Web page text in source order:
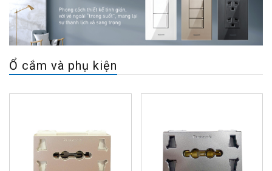
Ổ cắm và phụ kiện